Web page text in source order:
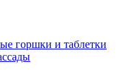
горшки и таблетки